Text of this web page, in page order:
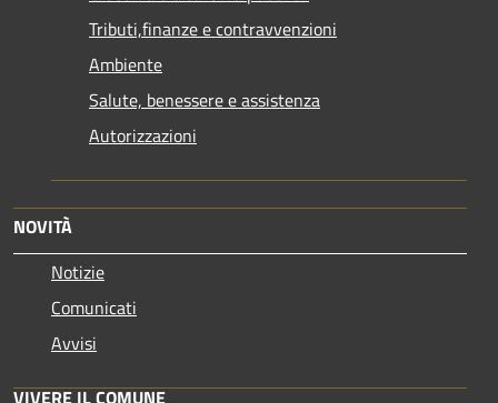
Tributi,finanze e contravvenzioni
Ambiente
Salute, benessere e assistenza
Autorizzazioni
NOVITÀ
Notizie
Comunicati
Avvisi
VIVERE IL COMUNE